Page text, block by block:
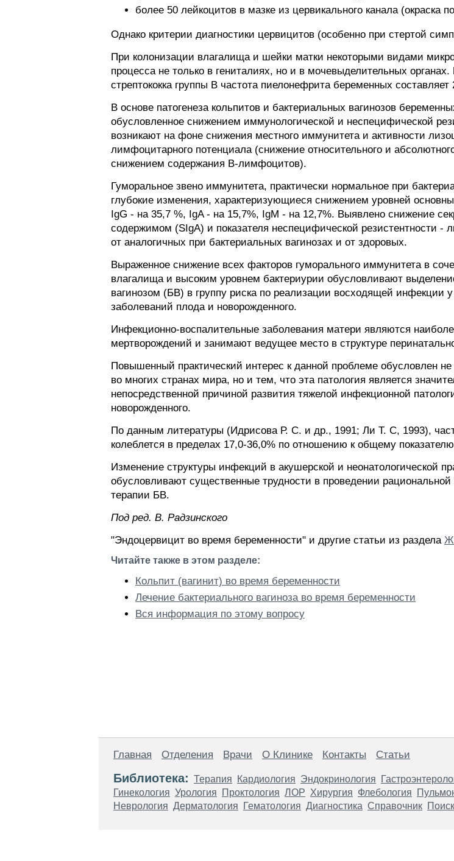
более 50 лейкоцитов в мазке из цервикального канала (окраска
Однако критерии диагностики цервицитов (особенно при стертой
При колонизации влагалища и шейки матки некоторыми видами
процесса не только в гениталиях, но и в мочевыделительных
стрептококка группы В частота пиелонефрита беременных составляет
В основе патогенеза кольпитов и бактериальных вагинозов
обусловленное снижением иммунологической и неспецифической
возникают на фоне снижения местного иммунитета и активности
лимфоцитарного потенциала (снижение относительного и
снижением содержания В-лимфоцитов).
Гуморальное звено иммунитета, практически нормальное при
глубокие изменения, характеризующиеся снижением уровней
IgG - на 35,7 %, IgA - на 15,7%, IgM - на 12,7%. Выявлено снижение
содержимом (SIgA) и показателя неспецифической резистентности -
от аналогичных при бактериальных вагинозах и от здоровых.
Выраженное снижение всех факторов гуморального иммунитета в
влагалища и высоким уровнем бактериурии обусловливают
вагинозом (БВ) в группу риска по реализации восходящей инфекции
заболеваний плода и новорожденного.
Инфекционно-воспалительные заболевания матери являются
мертворождений и занимают ведущее место в структуре
Повышенный практический интерес к данной проблеме обусловлен
во многих странах мира, но и тем, что эта патология является
непосредственной причиной развития тяжелой инфекционной
новорожденного.
По данным литературы (Идрисова Р. С. и др., 1991; Ли Т. С, 1993),
колеблется в пределах 17,0-36,0% по отношению к общему
Изменение структуры инфекций в акушерской и неонатологической
обусловливают существенные трудности в проведении рациональной
терапии БВ.
Пoд peд. В. Радзинского
"Эндоцервицит во время беременности" и другие статьи из раздела
Читайте также в этом разделе:
Кольпит (вагинит) во время беременности
Лечение бактериального вагиноза во время беременности
Вся информация по этому вопросу
Главная Отделения Врачи О Клинике Контакты Статьи
Библиотека: Терапия Кардиология Эндокринология
Гинекология Урология Проктология ЛОР Хирургия Флебология
Неврология Дерматология Гематология Диагностика Справочник